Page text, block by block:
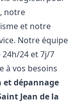
notre
et notre
Notre équipe
24 et 7j/7
à vos besoins
dépannage
Jean de la